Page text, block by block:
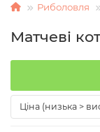
Риболовля
Матчеві